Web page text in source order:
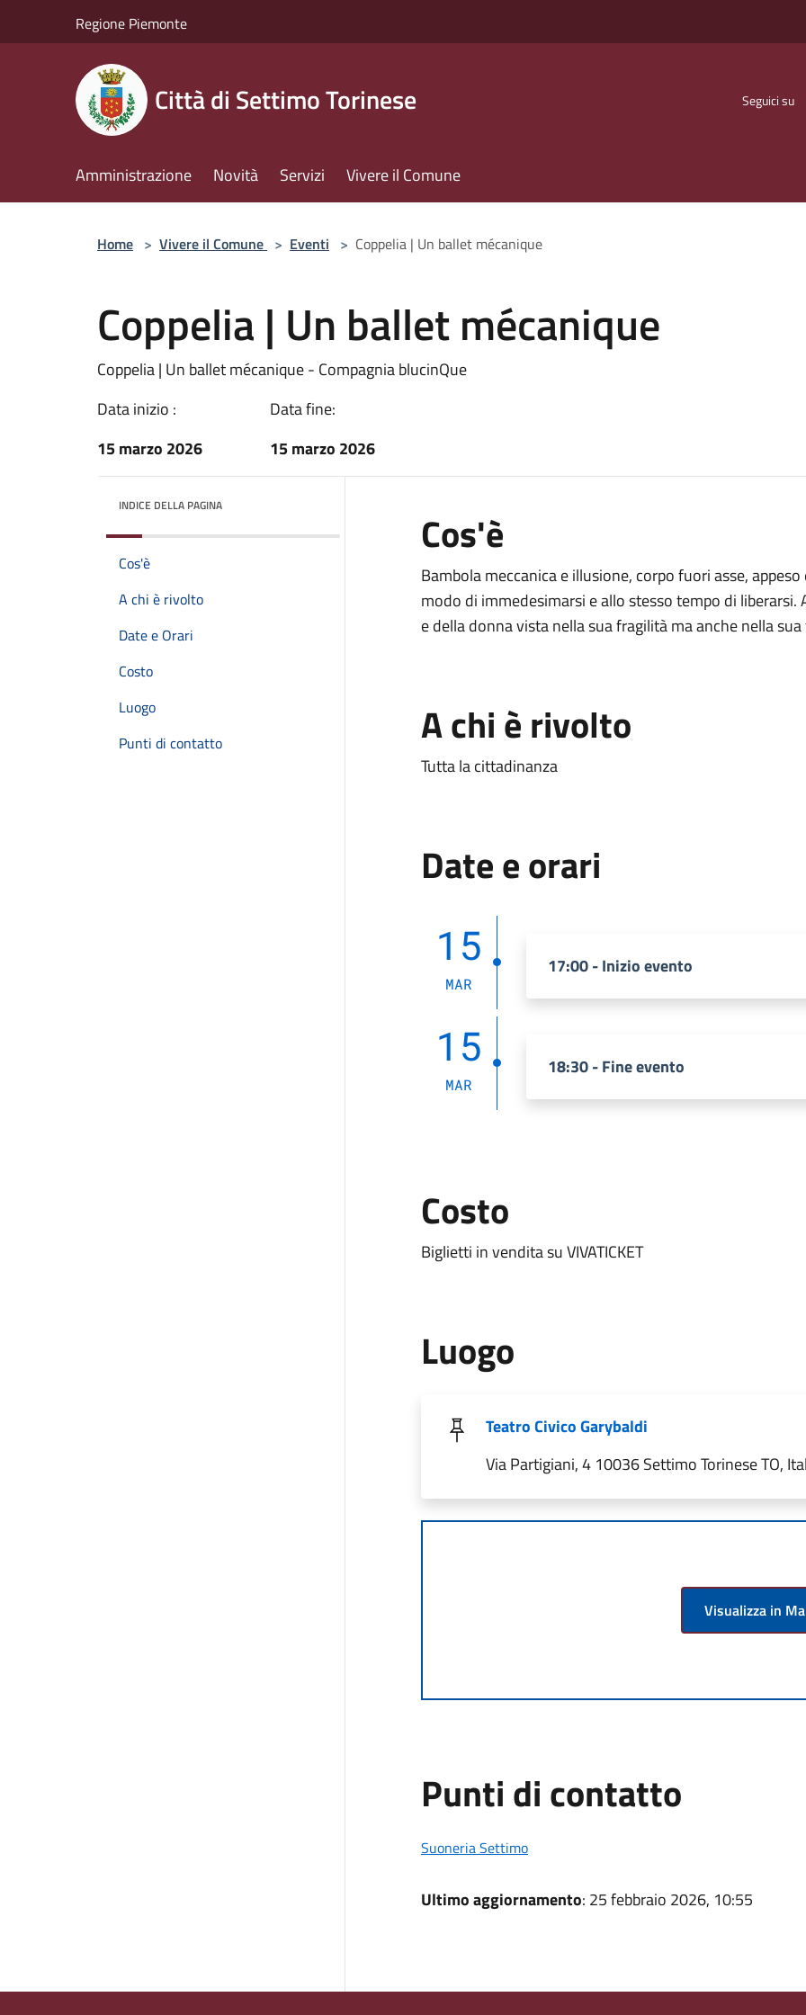
Regione Piemonte
Città di Settimo Torinese Seguici su
Amministrazione Novità Servizi Vivere il Comune
Home > Vivere il Comune > Eventi > Coppelia | Un ballet mécanique
Coppelia | Un ballet mécanique
Coppelia | Un ballet mécanique - Compagnia blucinQue
Data inizio :
15 marzo 2026
Data fine:
15 marzo 2026
INDICE DELLA PAGINA
Cos'è
A chi è rivolto
Date e Orari
Costo
Luogo
Punti di contatto
Cos'è
Bambola meccanica e illusione, corpo fuori asse,
modo di immedesimarsi e allo stesso tempo di
e della donna vista nella sua fragilità ma anche nella sua
A chi è rivolto
Tutta la cittadinanza
Date e orari
15
MAR
17:00 - Inizio evento
15
MAR
18:30 - Fine evento
Costo
Biglietti in vendita su VIVATICKET
Luogo
Teatro Civico Garybaldi
Via Partigiani, 4 10036 Settimo Torinese TO,
Visualizza in
Punti di contatto
Suoneria Settimo
Ultimo aggiornamento: 25 febbraio 2026, 10:55